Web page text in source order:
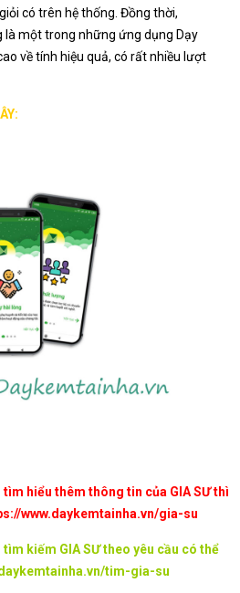
có trên hệ thống. Đồng thời,
là một trong những ứng dụng Dạy
về tính hiệu quả, có rất nhiều lượt
tìm hiểu thêm thông tin của GIA SƯ thì
www.daykemtainha.vn/gia-su
tìm kiếm GIA SƯ theo yêu cầu có thể
tim-gia-su